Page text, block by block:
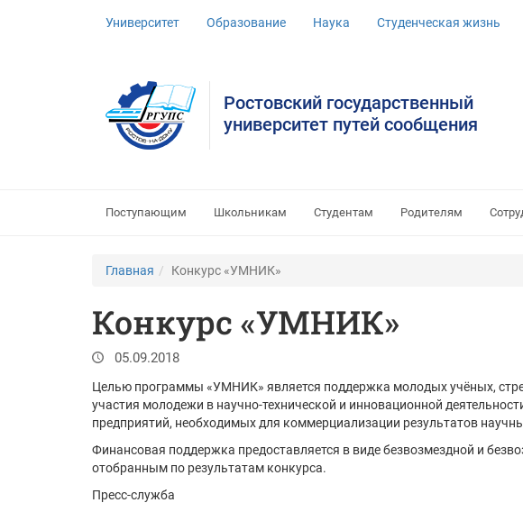
Университет Образование Наука Студенческая жизнь
Ростовский государственный
университет путей сообщения
Поступающим Школьникам Студентам Родителям
Главная Конкурс «УМНИК»
Конкурс «УМНИК»
05.09.2018
Целью программы «УМНИК» является поддержка молодых учёных,
участия молодежи в научно-технической и инновационной
предприятий, необходимых для коммерциализации результатов
Финансовая поддержка предоставляется в виде безвозмездной и
отобранным по результатам конкурса.
Пресс-служба